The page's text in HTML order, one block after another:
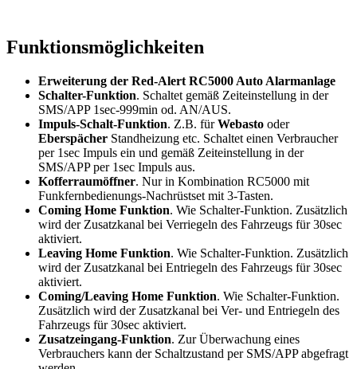
Funktionsmöglichkeiten
Erweiterung der Red-Alert RC5000 Auto Alarmanlage
Schalter-Funktion. Schaltet gemäß Zeiteinstellung in der
SMS/APP 1sec-999min od. AN/AUS.
Impuls-Schalt-Funktion. Z.B. fürWebasto oder
Eberspächer Standheizung etc. Schaltet einen Verbraucher
per 1sec Impuls ein und gemäß Zeiteinstellung in der
SMS/APP per 1sec Impuls aus.
Kofferraumöffner. Nur in Kombination RC5000 mit
Funkfernbedienungs-Nachrüstset mit 3-Tasten.
Coming Home Funktion. Wie Schalter-Funktion. Zusätzlich
wird der Zusatzkanal bei Verriegeln des Fahrzeugs für 30sec
aktiviert.
Leaving Home Funktion. Wie Schalter-Funktion. Zusätzlich
wird der Zusatzkanal bei Entriegeln des Fahrzeugs für 30sec
aktiviert.
Coming/Leaving Home Funktion. Wie Schalter-Funktion.
Zusätzlich wird der Zusatzkanal bei Ver- und Entriegeln des
Fahrzeugs für 30sec aktiviert.
Zusatzeingang-Funktion. Zur Überwachung eines
Verbrauchers kann der Schaltzustand per SMS/APP abgefragt